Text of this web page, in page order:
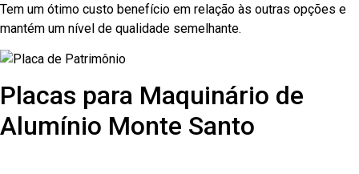
Tem um ótimo custo benefício em relação às outras opções e
mantém um nível de qualidade semelhante.
Placas para Maquinário de
Alumínio Monte Santo